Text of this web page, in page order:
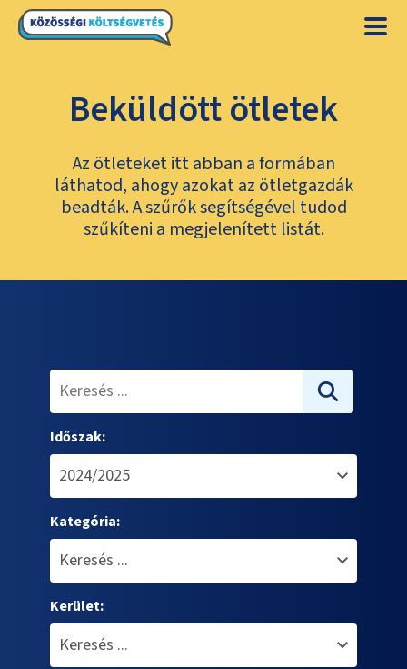
Beküldött ötletek
Az ötleteket itt abban a formában
láthatod, ahogy azokat az ötletgazdák
beadták. A szűrők segítségével tudod
szűkíteni a megjelenített listát.
Időszak:
Kategória:
Kerület: